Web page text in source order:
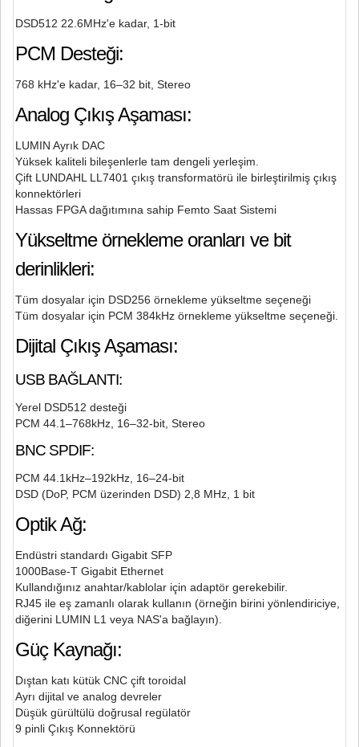
DSD512 22.6MHz'e kadar, 1-bit
PCM Desteği:
768 kHz'e kadar, 16–32 bit, Stereo
Analog Çıkış Aşaması:
LUMIN Ayrık DAC
Yüksek kaliteli bileşenlerle tam dengeli yerleşim.
Çift LUNDAHL LL7401 çıkış transformatörü ile birleştirilmiş çıkış
konnektörleri
Hassas FPGA dağıtımına sahip Femto Saat Sistemi
Yükseltme örnekleme oranları ve bit
derinlikleri:
Tüm dosyalar için DSD256 örnekleme yükseltme seçeneği
Tüm dosyalar için PCM 384kHz örnekleme yükseltme seçeneği.
Dijital Çıkış Aşaması:
USB BAĞLANTI:
Yerel DSD512 desteği
PCM 44.1–768kHz, 16–32-bit, Stereo
BNC SPDIF:
PCM 44.1kHz–192kHz, 16–24-bit
DSD (DoP, PCM üzerinden DSD) 2,8 MHz, 1 bit
Optik Ağ:
Endüstri standardı Gigabit SFP
1000Base-T Gigabit Ethernet
Kullandığınız anahtar/kablolar için adaptör gerekebilir.
RJ45 ile eş zamanlı olarak kullanın (örneğin birini yönlendiriciye,
diğerini LUMIN L1 veya NAS'a bağlayın).
Güç Kaynağı:
Dıştan katı kütük CNC çift toroidal
Ayrı dijital ve analog devreler
Düşük gürültülü doğrusal regülatör
9 pinli Çıkış Konnektörü